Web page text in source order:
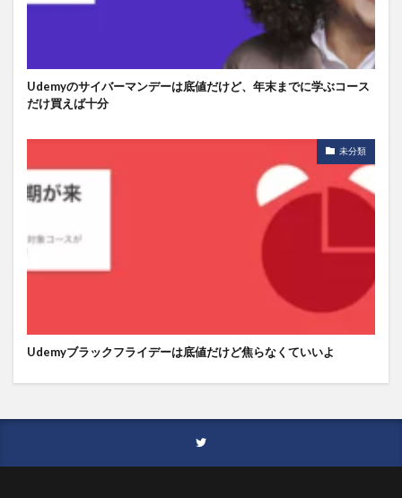
Udemyのサイバーマンデーは底値だけど、年末までに学ぶコース
だけ買えば十分
未分類
Udemyブラックフライデーは底値だけど焦らなくていいよ